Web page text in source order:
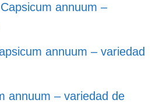
annuum –
annuum – variedad
annuum – variedad de